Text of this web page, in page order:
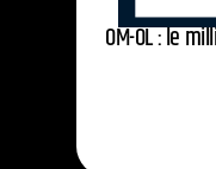
OM-OL : le